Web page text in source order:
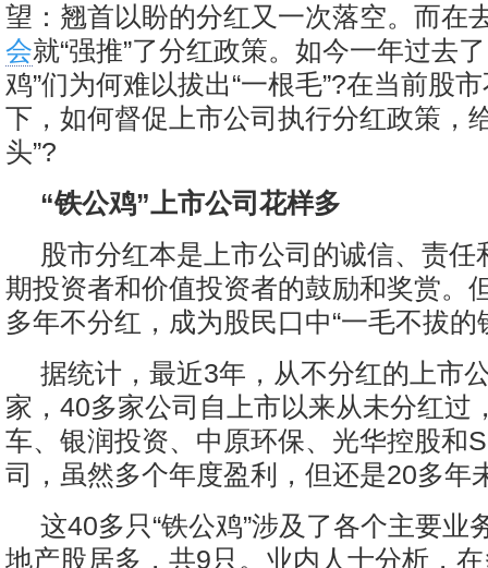
望：翘首以盼的分红又一次落空。而在
会就“强推”了分红政策。如今一年过去
鸡”们为何难以拔出“一根毛”?在当前股
下，如何督促上市公司执行分红政策，
头”?
“铁公鸡”上市公司花样多
股市分红本是上市公司的诚信、责任
期投资者和价值投资者的鼓励和奖赏。
多年不分红，成为股民口中“一毛不拔的
据统计，最近3年，从不分红的上市
家，40多家公司自上市以来从未分红过
车、银润投资、中原环保、光华控股和
司，虽然多个年度盈利，但还是20多年
这40多只“铁公鸡”涉及了各个主要业
地产股居多，共9只。业内人士分析，